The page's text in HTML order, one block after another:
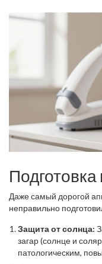
Подготовка
Даже самый дорогой
неправильно
Защита от солнца:
загар (солнце и
патологическим,